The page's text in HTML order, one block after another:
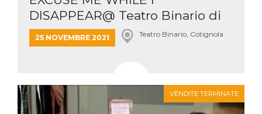
DISAPPEAR@ Teatro Binario di
Cotigno...
25 NOVEMBRE 2021 Teatro Binario, Cotignola
VENDITE TERMINATE